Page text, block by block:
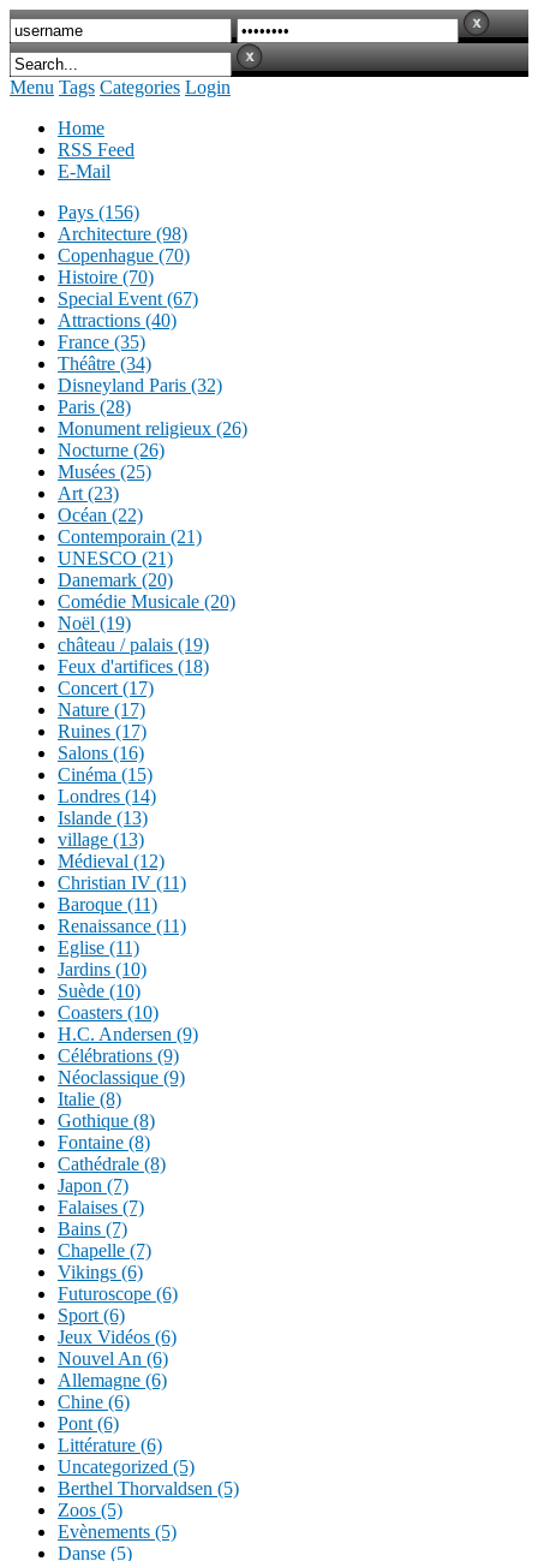
Menu Tags Categories Login
Home
RSS Feed
E-Mail
Pays (156)
Architecture (98)
Copenhague (70)
Histoire (70)
Special Event (67)
Attractions (40)
France (35)
Théâtre (34)
Disneyland Paris (32)
Paris (28)
Monument religieux (26)
Nocturne (26)
Musées (25)
Art (23)
Océan (22)
Contemporain (21)
UNESCO (21)
Danemark (20)
Comédie Musicale (20)
Noël (19)
château / palais (19)
Feux d'artifices (18)
Concert (17)
Nature (17)
Ruines (17)
Salons (16)
Cinéma (15)
Londres (14)
Islande (13)
village (13)
Médieval (12)
Christian IV (11)
Baroque (11)
Renaissance (11)
Eglise (11)
Jardins (10)
Suède (10)
Coasters (10)
H.C. Andersen (9)
Célébrations (9)
Néoclassique (9)
Italie (8)
Gothique (8)
Fontaine (8)
Cathédrale (8)
Japon (7)
Falaises (7)
Bains (7)
Chapelle (7)
Vikings (6)
Futuroscope (6)
Sport (6)
Jeux Vidéos (6)
Nouvel An (6)
Allemagne (6)
Chine (6)
Pont (6)
Littérature (6)
Uncategorized (5)
Berthel Thorvaldsen (5)
Zoos (5)
Evènements (5)
Danse (5)